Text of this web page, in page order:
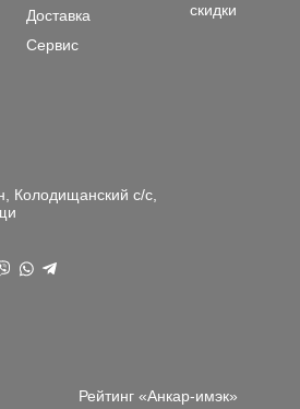
Доставка
Сервис
скидки
Колодищанский с/с,
Рейтинг «Анкар-имэк»